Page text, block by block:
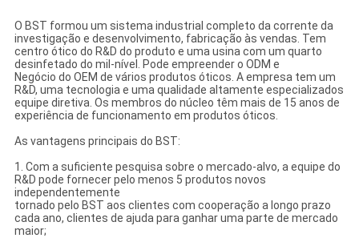
O BST formou um sistema industrial completo da corrente da
investigação e desenvolvimento, fabricação às vendas. Tem
centro ótico do R&D do produto e uma usina com um quarto
desinfetado do mil-nível. Pode empreender o ODM e
Negócio do OEM de vários produtos óticos. A empresa tem um
R&D, uma tecnologia e uma qualidade altamente especializados
equipe diretiva. Os membros do núcleo têm mais de 15 anos de
experiência de funcionamento em produtos óticos.
As vantagens principais do BST:
1. Com a suficiente pesquisa sobre o mercado-alvo, a equipe do
R&D pode fornecer pelo menos 5 produtos novos
independentemente
tornado pelo BST aos clientes com cooperação a longo prazo
cada ano, clientes de ajuda para ganhar uma parte de mercado
maior;